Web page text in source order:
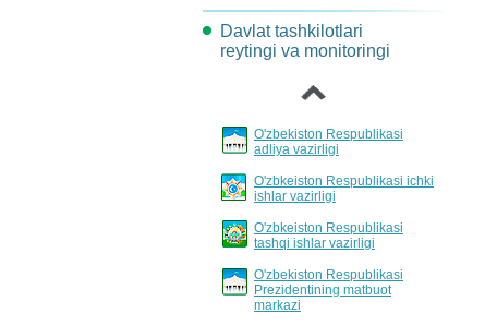
Jarayonlar davomidagi
harakatlarni qayta tashkil
etish yo'nalishlari
Davlat xizmatlarini
reglamentlash tartibi
Hisobotlar bo'yicha
invertarizatsiyalash tartibi
Loyihalar xujjatlarini
muhokama qilish
Davlat tashkilotlari
reytingi va monitoringi
O'zbekiston Respublikasi
adliya vazirligi
O'zbkeiston Respublikasi ichki
ishlar vazirligi
O'zbkeiston Respublikasi
tashqi ishlar vazirligi
O'zbekiston Respublikasi
Prezidentining matbuot
markazi
‹